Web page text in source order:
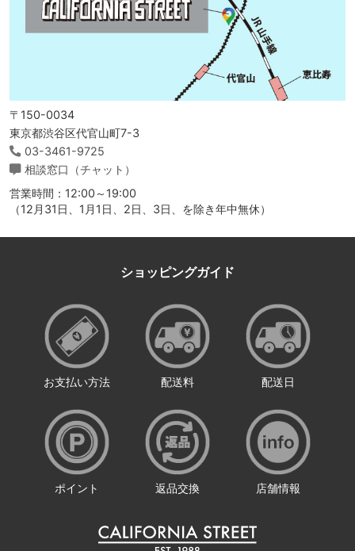
〒150-0034
東京都渋谷区代官山町7-3
03-3461-9725
相談窓口（チャット）
営業時間：12:00～19:00
（12月31日、1月1日、2日、3日、を除き年中無休）
ショッピングガイド
お支払い方法 配送料 配送日
ポイント 返品交換 店舗情報